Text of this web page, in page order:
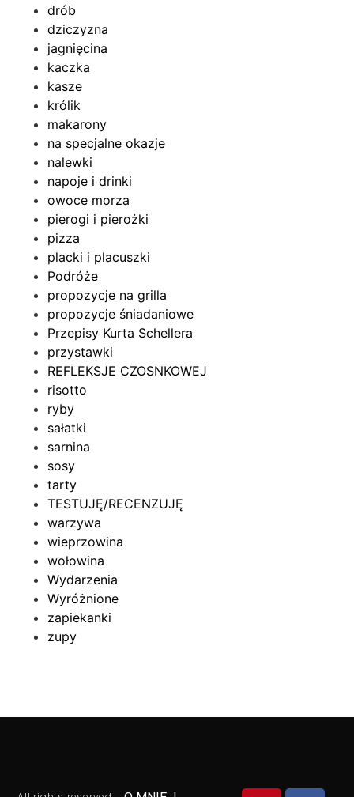
drób
dziczyzna
jagnięcina
kaczka
kasze
królik
makarony
na specjalne okazje
nalewki
napoje i drinki
owoce morza
pierogi i pierożki
pizza
placki i placuszki
Podróże
propozycje na grilla
propozycje śniadaniowe
Przepisy Kurta Schellera
przystawki
REFLEKSJE CZOSNKOWEJ
risotto
ryby
sałatki
sarnina
sosy
tarty
TESTUJĘ/RECENZUJĘ
warzywa
wieprzowina
wołowina
Wydarzenia
Wyróżnione
zapiekanki
zupy